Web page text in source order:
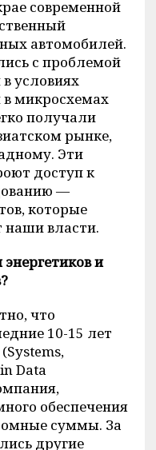
современной
автомобилей.
с проблемой
условиях
микросхемах
получали
рынке,
Эти
доступ к
—
которые
наши власти.
и
что
10-15 лет
Data
обеспечения
суммы. За
другие